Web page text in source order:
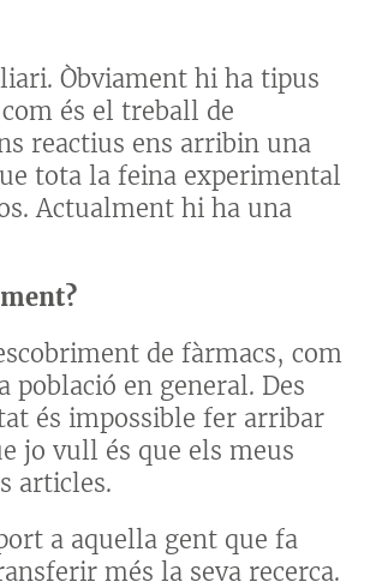
Òbviament hi ha tipus
és el treball de
reactius ens arribin una
tota la feina experimental
Actualment hi ha una
de fàrmacs, com
població en general. Des
és impossible fer arribar
jo vull és que els meus
articles.
a aquella gent que fa
més la seva recerca.